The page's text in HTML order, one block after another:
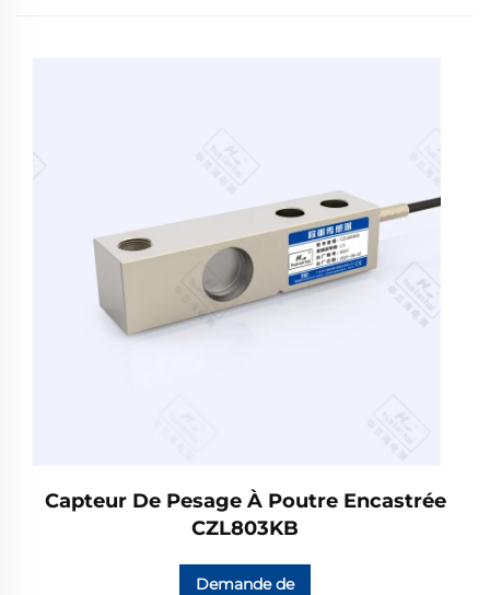
Capteur De Pesage À Poutre Encastrée
CZL803KB
Demande de